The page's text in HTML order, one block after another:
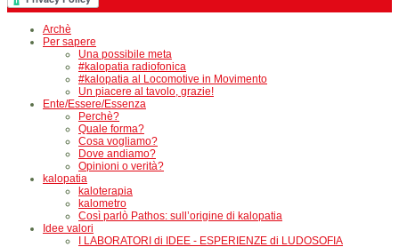
Archè
Per sapere
Una possibile meta
#kalopatia radiofonica
#kalopatia al Locomotive in Movimento
Un piacere al tavolo, grazie!
Ente/Essere/Essenza
Perchè?
Quale forma?
Cosa vogliamo?
Dove andiamo?
Opinioni o verità?
kalopatia
kaloterapia
kalometro
Così parlò Pathos: sull’origine di kalopatia
Idee valori
I LABORATORI di IDEE - ESPERIENZE di LUDOSOFIA